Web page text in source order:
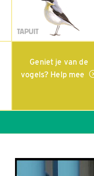
TAPUIT
Geniet je van de
vogels? Help mee